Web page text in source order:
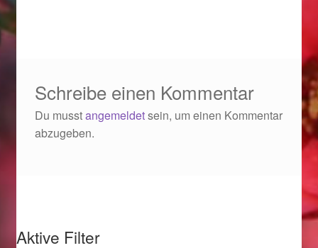
Ostergeschenke finden für Ostern 2021
Partner
Shop
Schreibe einen Kommentar
Du musstangemeldetsein, um einen Kommentar
abzugeben.
Aktive Filter